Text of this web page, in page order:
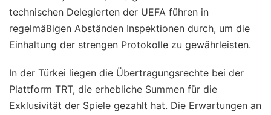
technischen Delegierten der UEFA führen in
regelmäßigen Abständen Inspektionen durch, um die
Einhaltung der strengen Protokolle zu gewährleisten.
In der Türkei liegen die Übertragungsrechte bei der
Plattform TRT, die erhebliche Summen für die
Exklusivität der Spiele gezahlt hat. Die Erwartungen an